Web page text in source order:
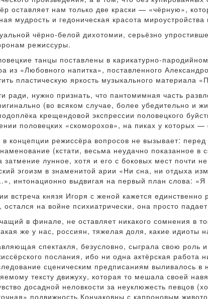
оставляет нам только две краски — «чёрную»,
мудрость и гедоническая красота мироустройства
чёрно-белой дихотомии, серьёзно
режиссуры.
танцы поставлены в карикатурно-
из «Любовного напитка», поставленного
пластическую яркость музыкального материала
ради, нужно признать, что пантомимная часть
(во всяком случае, более убедительно
крещендовой экспрессии половецкого
половецких «скоморохов», на пиках у которых
концепции режиссёра вопросов не вызывает:
(кстати, весьма неудачно показанное
лунное, хотя и его с боковых мест почти
эгоизм в знаменитой арии «Ни сна, ни отдыха
интонационно выдвигая на первый план слова:
встреча князя Игоря с женой кажется
на войне психиатрически, она просто
в финале, не оставляет никакого сомнения в
же у нас, россиян, тяжелая доля, какие идиоты
спектакля, безусловно, сыграла свою
послания, ибо ни одна актёрская работа
сценическим предписаниям выливалось
тексту движуху, которая то мешала своей
досадной неловкости за неуклюжесть певцов
подвижность Кончаковны с капроновым